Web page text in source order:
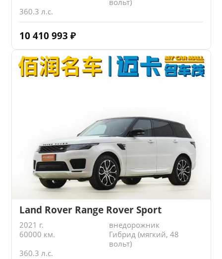
360.3 л.с.
10 410 993 ₽
Land Rover Range Rover Sport
2021 г.
внедорожник
60000 км.
Гибрид (мягкий, 48
вольт)
360.3 л.с.